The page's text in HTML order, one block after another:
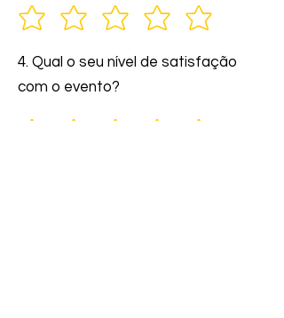
4. Qual o seu nível de satisfação
com o evento?